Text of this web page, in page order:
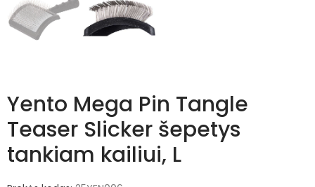
Yento Mega Pin Tangle
Teaser Slicker šepetys
tankiam kailiui, L